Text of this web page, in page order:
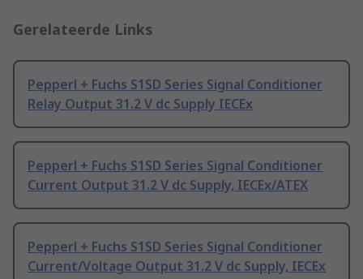
Gerelateerde Links
Pepperl + Fuchs S1SD Series Signal Conditioner
Relay Output 31.2 V dc Supply IECEx
Pepperl + Fuchs S1SD Series Signal Conditioner
Current Output 31.2 V dc Supply, IECEx/ATEX
Pepperl + Fuchs S1SD Series Signal Conditioner
Current/Voltage Output 31.2 V dc Supply, IECEx